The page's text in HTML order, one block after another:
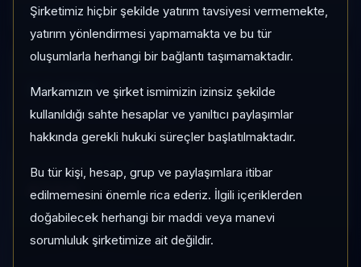
Şirketimiz hiçbir şekilde yatırım tavsiyesi vermemekte,
yatırım yönlendirmesi yapmamakta ve bu tür
oluşumlarla herhangi bir bağlantı taşımamaktadır.
Markamızın ve şirket ismimizin izinsiz şekilde
kullanıldığı sahte hesaplar ve yanıltıcı paylaşımlar
hakkında gerekli hukuki süreçler başlatılmaktadır.
Bu tür kişi, hesap, grup ve paylaşımlara itibar
edilmemesini önemle rica ederiz. İlgili içeriklerden
doğabilecek herhangi bir maddi veya manevi
sorumluluk şirketimize ait değildir.
3 Ay:%-24,51
KATEGORI KONUMU
80/182
Momentum bazlı kategori içi sıra
PIYASA DEĞERI SIRASI
#268
Global market cap sıralaması